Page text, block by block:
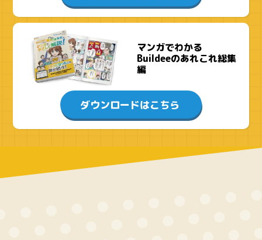
マンガでわかる
Buildeeのあれこれ総集
編
ダウンロードはこちら
Buildeeにできる業務効率化をマンガでやさしく解説！